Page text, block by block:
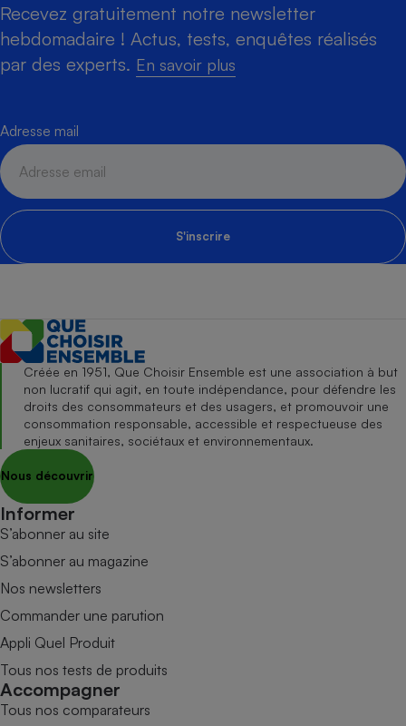
Recevez gratuitement notre newsletter
hebdomadaire ! Actus, tests, enquêtes réalisés
par des experts. En savoir plus
Adresse mail
S'inscrire
Créée en 1951, Que Choisir Ensemble est une association à but
non lucratif qui agit, en toute indépendance, pour défendre les
droits des consommateurs et des usagers, et promouvoir une
consommation responsable, accessible et respectueuse des
enjeux sanitaires, sociétaux et environnementaux.
Nous découvrir
Informer
S’abonner au site
S’abonner au magazine
Nos newsletters
Commander une parution
Appli Quel Produit
Tous nos tests de produits
Accompagner
Tous nos comparateurs